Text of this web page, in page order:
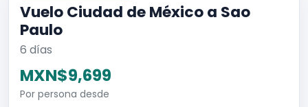
Vuelo Ciudad de México a Sao
Paulo
6 días
MXN$9,699
Por persona desde